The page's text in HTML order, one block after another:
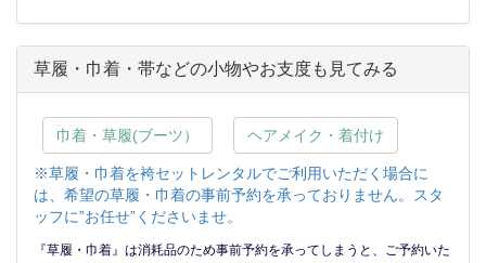
草履・巾着・帯などの小物やお支度も見てみる
巾着・草履(ブーツ） ヘアメイク・着付け
※草履・巾着を袴セットレンタルでご利用いただく場合に
は、希望の草履・巾着の事前予約を承っておりません。スタ
ッフに”お任せ”くださいませ。
『草履・巾着』は消耗品のため事前予約を承ってしまうと、ご予約いた